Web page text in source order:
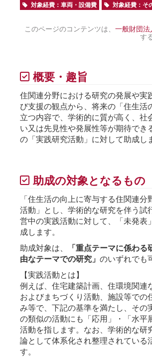
対象経費：車両・設備費 対象経費：そ
このページのコンテンツは、一般財団法
す
概要・趣旨
住関連分野における研究の発展や実
び支援の観点から、将来の「住生活
立つ内容で、学術的に質が高く、社
い又は先見性や発展性等が期待でき
の「実践研究活動」に対して助成し
助成の対象となるもの
「住生活の向上に寄与する住関連分
活動」とし、学術的な研究を伴う試
営中の実践活動に対して、「未発表
成します。
助成対象は、
「重点テーマに係わる
由なテーマでの研究」 のいずれでも
【実践活動とは】
例えば、住宅建築計画、住環境関連
およびまちづくり活動、施設等での
み等で、下記の基準を満たし、その
の類似の活動にも「応用」・「水平
活動を指します。なお、学術的な研
論として体系化され整理されている
す。